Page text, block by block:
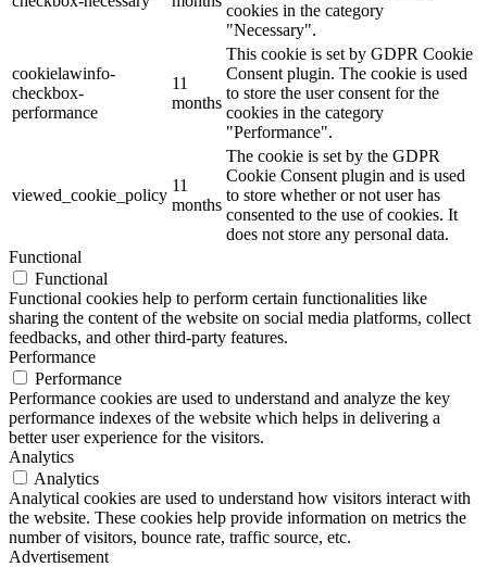
cookies in the category
"Necessary".
cookielawinfo-
checkbox-
performance
11
months
This cookie is set by GDPR Cookie
Consent plugin. The cookie is used
to store the user consent for the
cookies in the category
"Performance".
viewed_cookie_policy
11
months
The cookie is set by the GDPR
Cookie Consent plugin and is used
to store whether or not user has
consented to the use of cookies. It
does not store any personal data.
Functional
Functional
Functional cookies help to perform certain functionalities like
sharing the content of the website on social media platforms, collect
feedbacks, and other third-party features.
Performance
Performance
Performance cookies are used to understand and analyze the key
performance indexes of the website which helps in delivering a
better user experience for the visitors.
Analytics
Analytics
Analytical cookies are used to understand how visitors interact with
the website. These cookies help provide information on metrics the
number of visitors, bounce rate, traffic source, etc.
Advertisement